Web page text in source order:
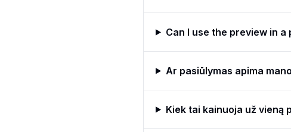
Can I use the preview in a
Ar pasiūlymas apima
Kiek tai kainuoja už vieną